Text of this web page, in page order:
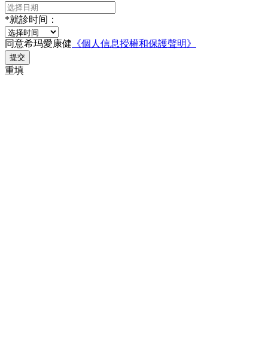
*就診时间：
同意希玛愛康健 《個人信息授權和保護聲明》
提交
重填